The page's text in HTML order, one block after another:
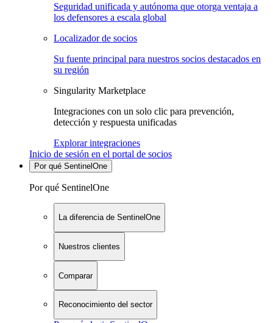
Seguridad unificada y autónoma que otorga ventaja a
los defensores a escala global
Localizador de socios
Su fuente principal para nuestros socios destacados en
su región
Singularity Marketplace
Integraciones con un solo clic para prevención,
detección y respuesta unificadas
Explorar integraciones
Inicio de sesión en el portal de socios
Por qué SentinelOne
Por qué SentinelOne
La diferencia de SentinelOne
Nuestros clientes
Comparar
Reconocimiento del sector